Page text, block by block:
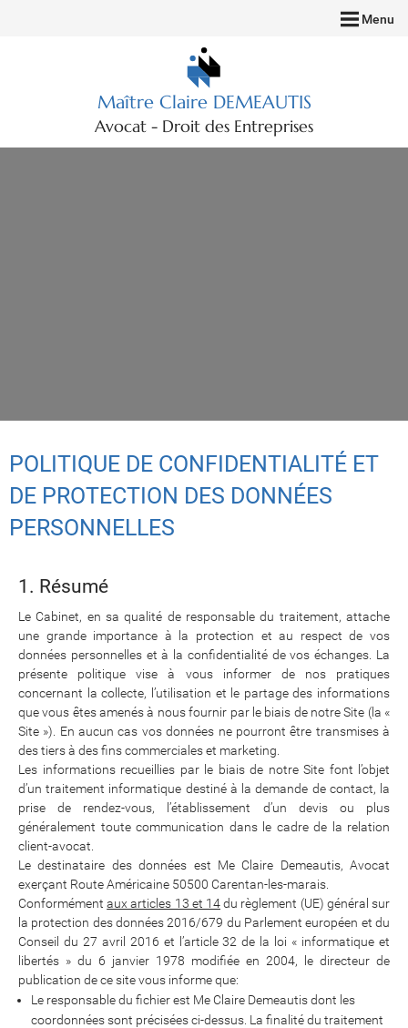
Menu
Maître Claire DEMEAUTIS
Avocat - Droit des Entreprises
POLITIQUE DE CONFIDENTIALITÉ ET
DE PROTECTION DES DONNÉES
PERSONNELLES
1. Résumé
Le Cabinet, en sa qualité de responsable du traitement, attache
une grande importance à la protection et au respect de vos
données personnelles et à la confidentialité de vos échanges. La
présente politique vise à vous informer de nos pratiques
concernant la collecte, l’utilisation et le partage des informations
que vous êtes amenés à nous fournir par le biais de notre Site (la «
Site »). En aucun cas vos données ne pourront être transmises à
des tiers à des fins commerciales et marketing.
Les informations recueillies par le biais de notre Site font l’objet
d’un traitement informatique destiné à la demande de contact, la
prise de rendez-vous, l’établissement d’un devis ou plus
généralement toute communication dans le cadre de la relation
client-avocat.
Le destinataire des données est Me Claire Demeautis, Avocat
exerçant Route Américaine 50500 Carentan-les-marais.
Conformémentaux articles 13 et 14du règlement (UE) général sur
la protection des données 2016/679 du Parlement européen et du
Conseil du 27 avril 2016 et l’article 32 de la loi « informatique et
libertés » du 6 janvier 1978 modifiée en 2004, le directeur de
publication de ce site vous informe que:
Le responsable du fichier est Me Claire Demeautis dont les
coordonnées sont précisées ci-dessus. La finalité du traitement